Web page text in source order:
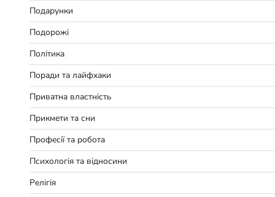
Подарунки
Подорожі
Політика
Поради та лайфхаки
Приватна властність
Прикмети та сни
Професії та робота
Психологія та відносини
Релігія